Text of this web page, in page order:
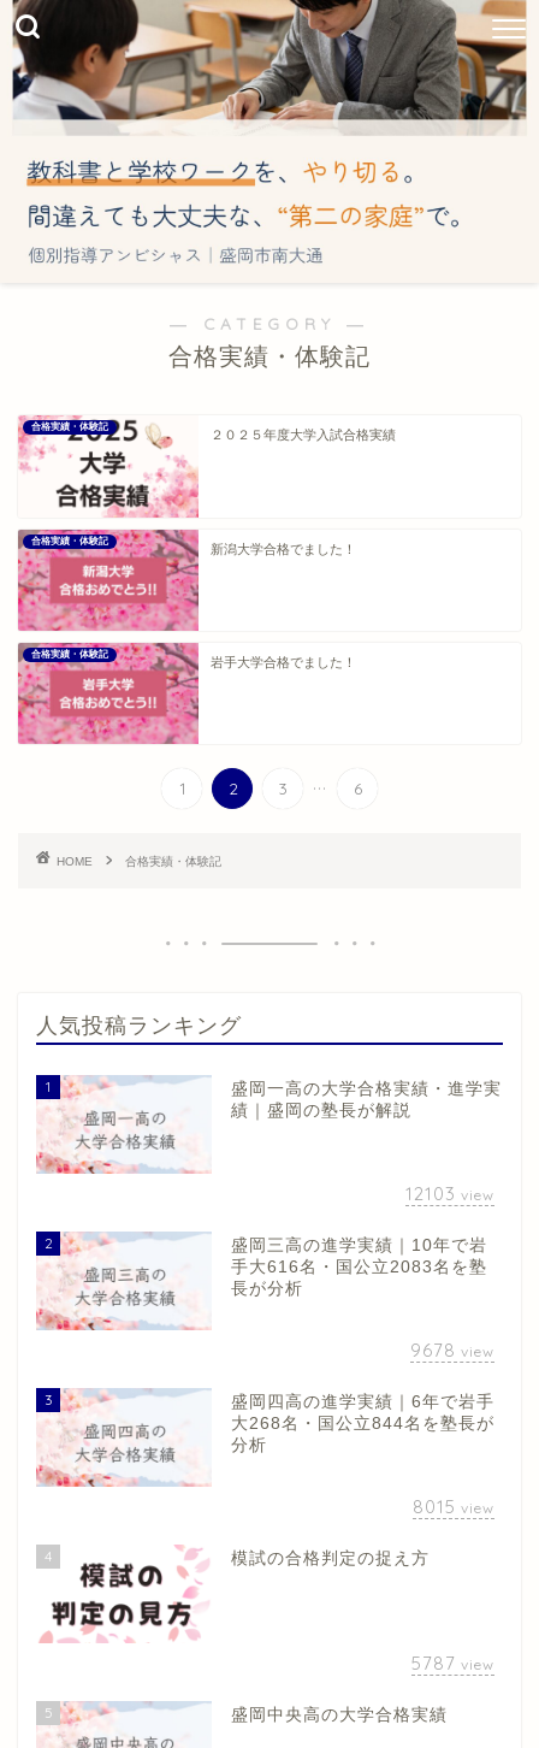
― CATEGORY ―
合格実績・体験記
合格実績・体験記
２０２５年度大学入試合格実績
合格実績・体験記
新潟大学合格でました！
合格実績・体験記
岩手大学合格でました！
1 2 3 ... 6
HOME 合格実績・体験記
人気投稿ランキング
1
盛岡一高の大学合格実績・進学実
績｜盛岡の塾長が解説
12103 view
2
盛岡三高の進学実績｜10年で岩
手大616名・国公立2083名を塾
長が分析
9678 view
3
盛岡四高の進学実績｜6年で岩手
大268名・国公立844名を塾長が
分析
8015 view
4 模試の合格判定の捉え方
5787 view
5 盛岡中央高の大学合格実績